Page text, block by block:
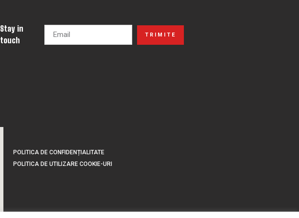
Stay in
touch
TRIMITE
POLITICA DE CONFIDENȚIALITATE
POLITICA DE UTILIZARE COOKIE-URI